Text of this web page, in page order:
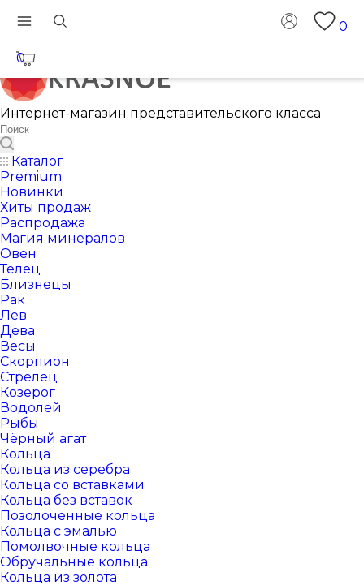
0
0
Интернет-магазин представительского класса
Каталог
Premium
Новинки
Хиты продаж
Распродажа
Магия минералов
Овен
Телец
Близнецы
Рак
Лев
Дева
Весы
Скорпион
Стрелец
Козерог
Водолей
Рыбы
Чёрный агат
Кольца
Кольца из серебра
Кольца со вставками
Кольца без вставок
Позолоченные кольца
Кольца с эмалью
Помолвочные кольца
Обручальные кольца
Кольца из золота